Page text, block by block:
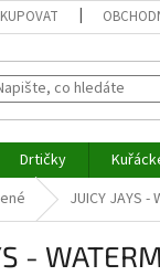
Drtičky
JUICY JAYS -
-